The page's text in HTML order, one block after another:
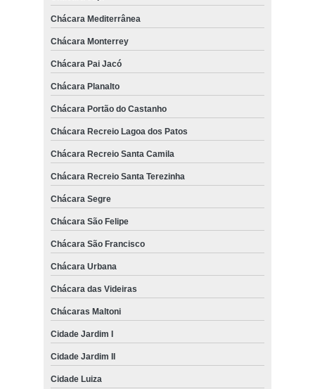
Chácara Mediterrânea
Chácara Monterrey
Chácara Pai Jacó
Chácara Planalto
Chácara Portão do Castanho
Chácara Recreio Lagoa dos Patos
Chácara Recreio Santa Camila
Chácara Recreio Santa Terezinha
Chácara Segre
Chácara São Felipe
Chácara São Francisco
Chácara Urbana
Chácara das Videiras
Chácaras Maltoni
Cidade Jardim I
Cidade Jardim II
Cidade Luiza